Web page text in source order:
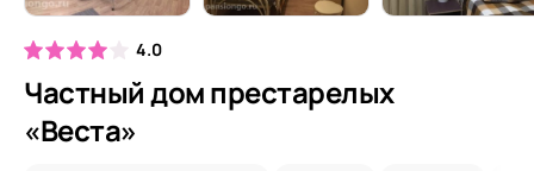
4.0
Частный дом престарелых
«Веста»